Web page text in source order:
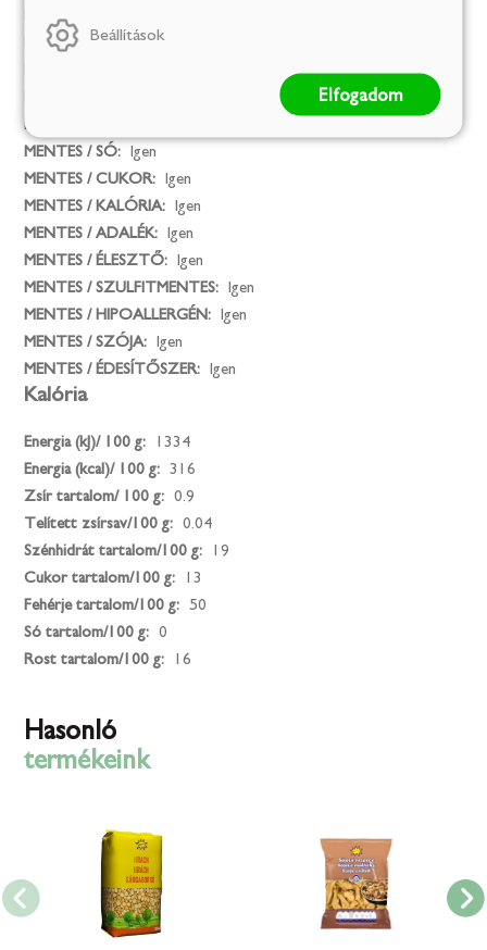
MENTES / GMO:
MENTES / ALKOHOLMENTES:
Igen
MENTES / HOZZÁADOTT CUKOR:
MENTES / SÓ:
Igen
MENTES / CUKOR:
Igen
MENTES / KALÓRIA:
Igen
MENTES / ADALÉK:
Igen
MENTES / ÉLESZTŐ:
Igen
MENTES / SZULFITMENTES:
Igen
MENTES / HIPOALLERGÉN:
Igen
MENTES / SZÓJA:
Igen
MENTES / ÉDESÍTŐSZER:
Igen
Kalória
Energia (kJ)/ 100 g:
1334
Energia (kcal)/ 100 g:
316
Zsír tartalom/ 100 g:
0.9
Telített zsírsav/100 g:
0.04
Szénhidrát tartalom/100 g:
19
Cukor tartalom/100 g:
13
Fehérje tartalom/100 g:
50
Só tartalom/100 g:
0
Rost tartalom/100 g:
16
Hasonló
termékeink
Beállítások
Elfogadom